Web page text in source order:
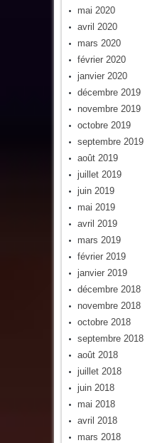
mai 2020
avril 2020
mars 2020
février 2020
janvier 2020
décembre 2019
novembre 2019
octobre 2019
septembre 2019
août 2019
juillet 2019
juin 2019
mai 2019
avril 2019
mars 2019
février 2019
janvier 2019
décembre 2018
novembre 2018
octobre 2018
septembre 2018
août 2018
juillet 2018
juin 2018
mai 2018
avril 2018
mars 2018